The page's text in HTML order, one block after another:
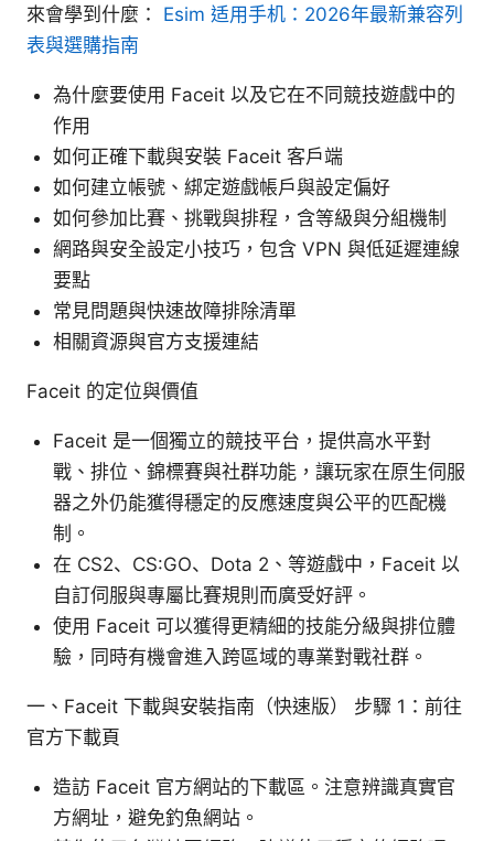
來會學到什麼： Esim 适用手机：2026年最新兼容列
表與選購指南
為什麼要使用 Faceit 以及它在不同競技遊戲中的
作用
如何正確下載與安裝 Faceit 客戶端
如何建立帳號、綁定遊戲帳戶與設定偏好
如何參加比賽、挑戰與排程，含等級與分組機制
網路與安全設定小技巧，包含 VPN 與低延遲連線
要點
常見問題與快速故障排除清單
相關資源與官方支援連結
Faceit 的定位與價值
Faceit 是一個獨立的競技平台，提供高水平對
戰、排位、錦標賽與社群功能，讓玩家在原生伺服
器之外仍能獲得穩定的反應速度與公平的匹配機
制。
在 CS2、CS:GO、Dota 2、等遊戲中，Faceit 以
自訂伺服與專屬比賽規則而廣受好評。
使用 Faceit 可以獲得更精細的技能分級與排位體
驗，同時有機會進入跨區域的專業對戰社群。
一、Faceit 下載與安裝指南（快速版） 步驟 1：前往
官方下載頁
造訪 Faceit 官方網站的下載區。注意辨識真實官
方網址，避免釣魚網站。